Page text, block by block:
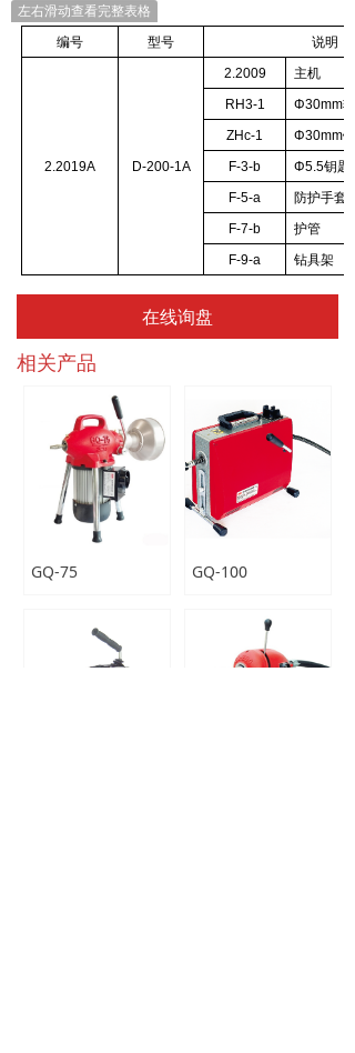
在线询盘
GQ-75 GQ-100
相关产品
左右滑动查看完整表格
编号 型号 说明
2.2019A D-200-1A
2.2009
主机
RH3-1
Φ30mm
ZHc-1
Φ30mm钻
F-3-b
Φ5.5钥匙
F-5-a
防护手套
F-7-b
护管
F-9-a
钻具架